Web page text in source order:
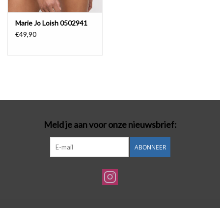
Marie Jo Loish 0502941
€49,90
Meld je aan voor onze nieuwsbrief:
ABONNEER